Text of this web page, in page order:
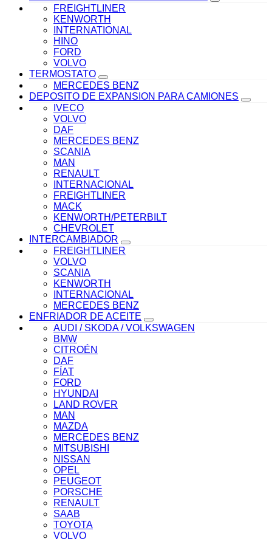
FREIGHTLINER
KENWORTH
INTERNATIONAL
HINO
FORD
VOLVO
TERMOSTATO
MERCEDES BENZ
DEPOSITO DE EXPANSION PARA CAMIONES
IVECO
VOLVO
DAF
MERCEDES BENZ
SCANIA
MAN
RENAULT
INTERNACIONAL
FREIGHTLINER
MACK
KENWORTH/PETERBILT
CHEVROLET
INTERCAMBIADOR
FREIGHTLINER
VOLVO
SCANIA
KENWORTH
INTERNACIONAL
MERCEDES BENZ
ENFRIADOR DE ACEITE
AUDI / SKODA / VOLKSWAGEN
BMW
CITROÉN
DAF
FÍAT
FORD
HYUNDAI
LAND ROVER
MAN
MAZDA
MERCEDES BENZ
MITSUBISHI
NISSAN
OPEL
PEUGEOT
PORSCHE
RENAULT
SAAB
TOYOTA
VOLVO